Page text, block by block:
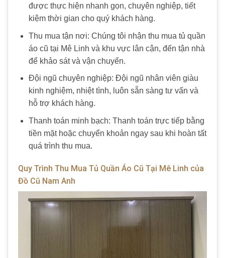
được thực hiện nhanh gọn, chuyên nghiệp, tiết
kiệm thời gian cho quý khách hàng.
Thu mua tận nơi: Chúng tôi nhận thu mua tủ quần
áo cũ tại Mê Linh và khu vực lân cận, đến tận nhà
để khảo sát và vận chuyển.
Đội ngũ chuyên nghiệp: Đội ngũ nhân viên giàu
kinh nghiệm, nhiệt tình, luôn sẵn sàng tư vấn và
hỗ trợ khách hàng.
Thanh toán minh bạch: Thanh toán trực tiếp bằng
tiền mặt hoặc chuyển khoản ngay sau khi hoàn tất
quá trình thu mua.
Quy Trình Thu Mua Tủ Quần Áo Cũ Tại Mê Linh của
Đồ Cũ Nam Anh